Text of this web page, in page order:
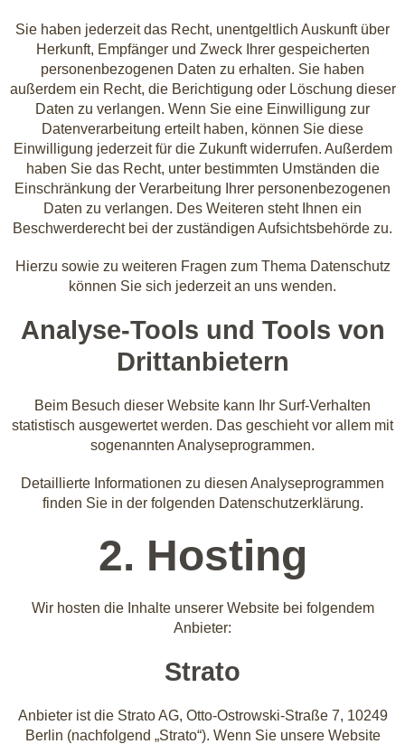
Sie haben jederzeit das Recht, unentgeltlich Auskunft über
Herkunft, Empfänger und Zweck Ihrer gespeicherten
personenbezogenen Daten zu erhalten. Sie haben
außerdem ein Recht, die Berichtigung oder Löschung dieser
Daten zu verlangen. Wenn Sie eine Einwilligung zur
Datenverarbeitung erteilt haben, können Sie diese
Einwilligung jederzeit für die Zukunft widerrufen. Außerdem
haben Sie das Recht, unter bestimmten Umständen die
Einschränkung der Verarbeitung Ihrer personenbezogenen
Daten zu verlangen. Des Weiteren steht Ihnen ein
Beschwerderecht bei der zuständigen Aufsichtsbehörde zu.
Hierzu sowie zu weiteren Fragen zum Thema Datenschutz
können Sie sich jederzeit an uns wenden.
Analyse-Tools und Tools von
Dritt­anbietern
Beim Besuch dieser Website kann Ihr Surf-Verhalten
statistisch ausgewertet werden. Das geschieht vor allem mit
sogenannten Analyseprogrammen.
Detaillierte Informationen zu diesen Analyseprogrammen
finden Sie in der folgenden Datenschutzerklärung.
2. Hosting
Wir hosten die Inhalte unserer Website bei folgendem
Anbieter:
Strato
Anbieter ist die Strato AG, Otto-Ostrowski-Straße 7, 10249
Berlin (nachfolgend „Strato“). Wenn Sie unsere Website